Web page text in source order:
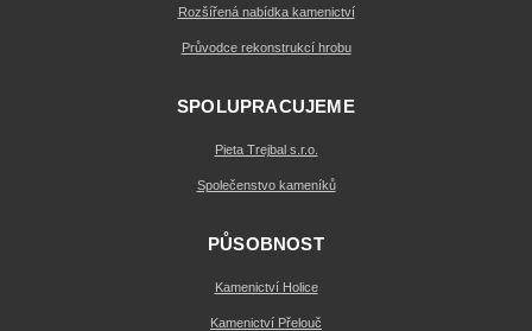
Rozšířená nabídka kamenictví
Průvodce rekonstrukcí hrobu
SPOLUPRACUJEME
Pieta Trejbal s.r.o.
Společenstvo kameníků
PŮSOBNOST
Kamenictví Holice
Kamenictví Přelouč